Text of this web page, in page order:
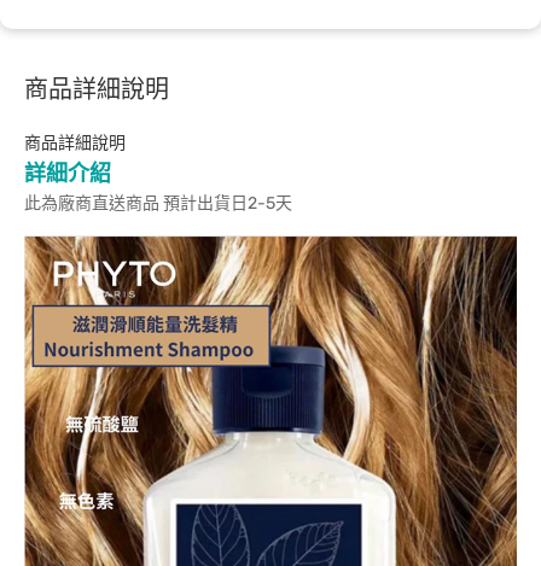
商品詳細說明
商品詳細說明
詳細介紹
此為廠商直送商品 預計出貨日2-5天